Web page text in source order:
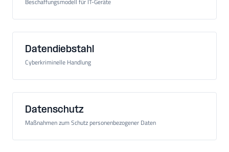
Datendiebstahl
Cyberkriminelle Handlung
Datenschutz
Maßnahmen zum Schutz personenbezogener Daten